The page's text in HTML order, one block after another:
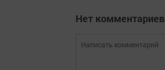
Нет комментариев